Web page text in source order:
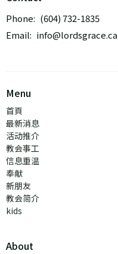
Phone: (604) 732-1835
Email: info@lordsgrace.ca
Menu
首頁
最新消息
活动推介
教会事工
信息重温
奉献
新朋友
教会简介
kids
About